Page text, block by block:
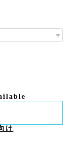
け